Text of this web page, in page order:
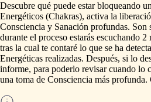
Descubre qué puede estar bloqueando
Energéticos (Chakras), activa la
Consciencia y Sanación profundas. Son
durante el proceso estarás escuchando 2
tras la cual te contaré lo que se ha
Energéticas realizadas. Después, si lo
informe, para poderlo revisar cuando lo
una toma de Consciencia más profunda.